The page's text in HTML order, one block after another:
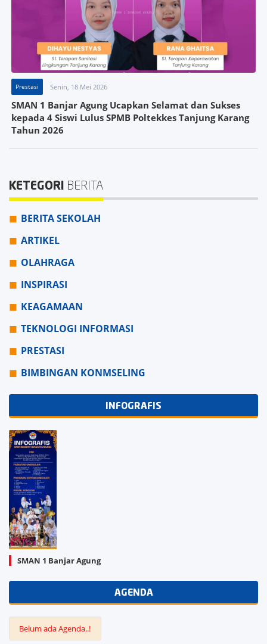
Prestasi Senin, 18 Mei 2026
SMAN 1 Banjar Agung Ucapkan Selamat dan Sukses
kepada 4 Siswi Lulus SPMB Poltekkes Tanjung Karang
Tahun 2026
KETEGORI BERITA
BERITA SEKOLAH
ARTIKEL
OLAHRAGA
INSPIRASI
KEAGAMAAN
TEKNOLOGI INFORMASI
PRESTASI
BIMBINGAN KONMSELING
INFOGRAFIS
SMAN 1 Banjar Agung
AGENDA
Belum ada Agenda..!